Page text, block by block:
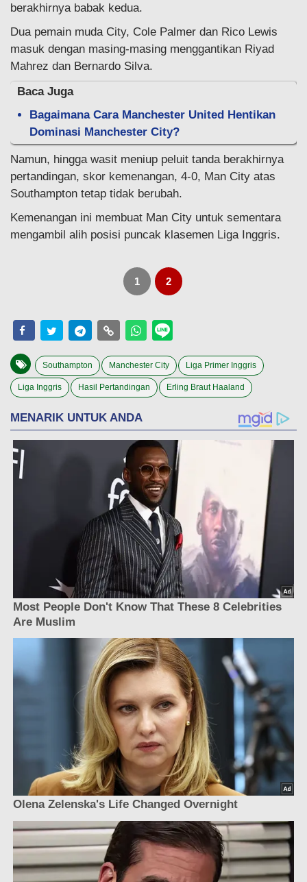
berakhirnya babak kedua.
Dua pemain muda City, Cole Palmer dan Rico Lewis
masuk dengan masing-masing menggantikan Riyad
Mahrez dan Bernardo Silva.
Baca Juga
Bagaimana Cara Manchester United Hentikan
Dominasi Manchester City?
Namun, hingga wasit meniup peluit tanda berakhirnya
pertandingan, skor kemenangan, 4-0, Man City atas
Southampton tetap tidak berubah.
Kemenangan ini membuat Man City untuk sementara
mengambil alih posisi puncak klasemen Liga Inggris.
1 2
Southampton Manchester City Liga Primer Inggris
Liga Inggris Hasil Pertandingan Erling Braut Haaland